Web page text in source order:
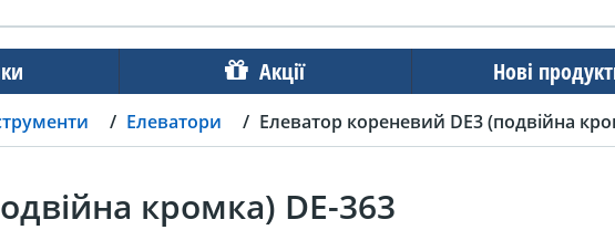
Акції Нові
Елеватори Елеватор кореневий DE3 (подвійна
кромка) DE-363